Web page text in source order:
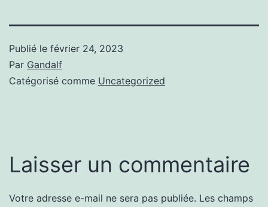
Publié le février 24, 2023
Par Gandalf
Catégorisé comme Uncategorized
Laisser un commentaire
Votre adresse e-mail ne sera pas publiée. Les champs